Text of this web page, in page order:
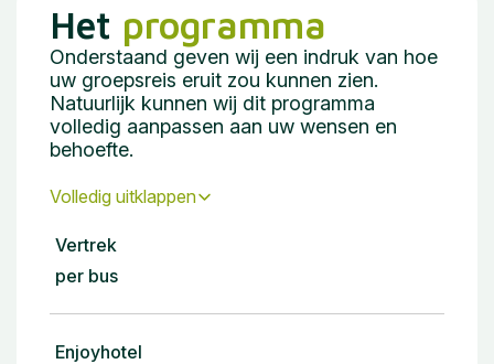
Het programma
Onderstaand geven wij een indruk van hoe
uw groepsreis eruit zou kunnen zien.
Natuurlijk kunnen wij dit programma
volledig aanpassen aan uw wensen en
behoefte.
Volledig uitklappen
Vertrek
per bus
Enjoyhotel